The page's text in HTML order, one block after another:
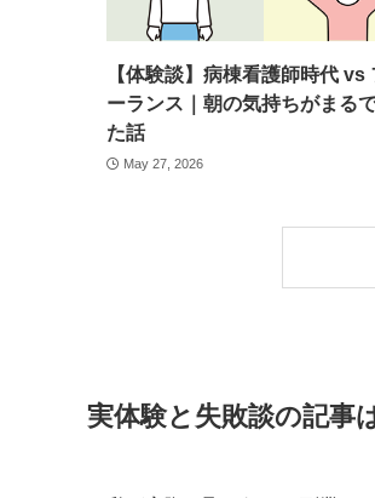
【体験談】病棟看護師時代 vs
ーランス｜朝の気持ちがまる
た話
May 27, 2026
実体験と失敗談の記事